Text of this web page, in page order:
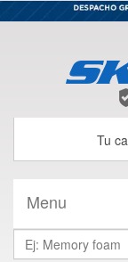
Tu
Menu